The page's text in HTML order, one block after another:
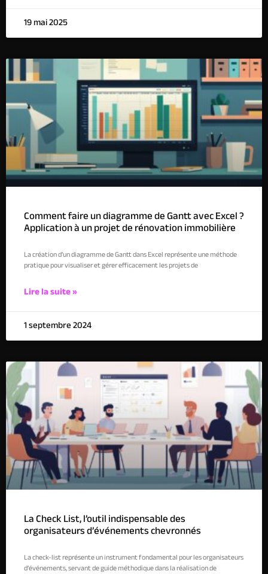
19 mai 2025
Comment faire un diagramme de Gantt avec Excel ?
Application à un projet de rénovation immobilière
La création d’un diagramme de Gantt dans Excel représente une méthode
pratique pour visualiser et gérer efficacement les projets de
Lire la suite »
1 septembre 2024
La Check List, l’outil indispensable des
organisateurs d’événements chevronnés
La check-list représente un instrument fondamental pour les organisateurs
d’événements, servant de guide méthodique dans la réalisation de